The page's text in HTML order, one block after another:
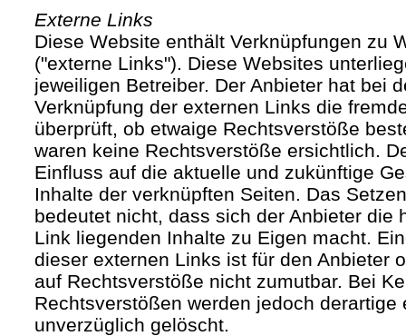
Externe Links
Diese Website enthält Verknüpfungen zu
("externe Links"). Diese Websites
jeweiligen Betreiber. Der Anbieter hat bei
Verknüpfung der externen Links die
überprüft, ob etwaige Rechtsverstöße
waren keine Rechtsverstöße ersichtlich.
Einfluss auf die aktuelle und zukünftige
Inhalte der verknüpften Seiten. Das
bedeutet nicht, dass sich der Anbieter die
Link liegenden Inhalte zu Eigen macht.
dieser externen Links ist für den Anbieter
auf Rechtsverstöße nicht zumutbar. Bei
Rechtsverstößen werden jedoch derartige
unverzüglich gelöscht.